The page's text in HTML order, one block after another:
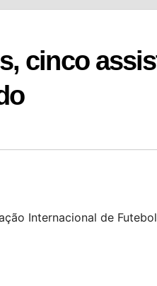
cinco
Internacional de